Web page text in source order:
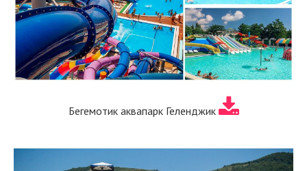
Бегемотик аквапарк Геленджик